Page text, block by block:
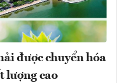
được chuyển hóa
lượng cao